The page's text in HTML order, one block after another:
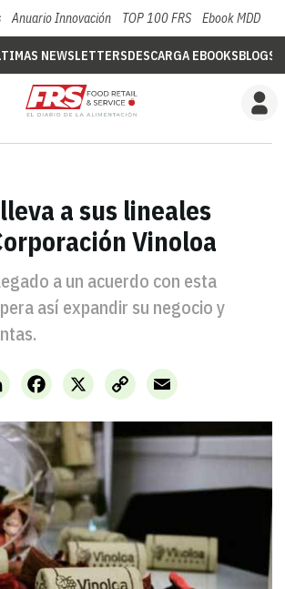
Anuario Innovación TOP 100 FRS Ebook MDD
NEWSLETTERSDESCARGA EBOOKSBLOGS
a sus lineales
Vinoloa
a un acuerdo con esta
así expandir su negocio y
LinkedIn X
Facebook
Copy
Link
Email